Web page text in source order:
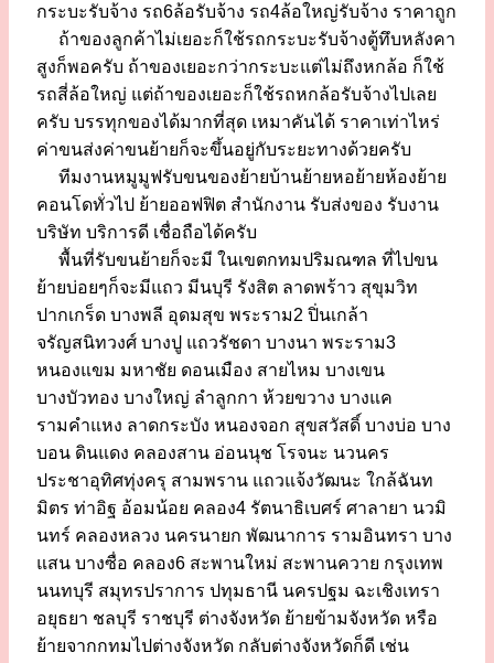
กระบะรับจ้าง รถ6ล้อรับจ้าง รถ4ล้อใหญ่รับจ้าง ราคาถูก
ถ้าของลูกค้าไม่เยอะก็ใช้รถกระบะรับจ้างตู้ทึบหลังคา
สูงก็พอครับ ถ้าของเยอะกว่ากระบะแต่ไม่ถึงหกล้อ ก็ใช้
รถสี่ล้อใหญ่ แต่ถ้าของเยอะก็ใช้รถหกล้อรับจ้างไปเลย
ครับ บรรทุกของได้มากที่สุด เหมาคันได้ ราคาเท่าไหร่
ค่าขนส่งค่าขนย้ายก็จะขึ้นอยู่กับระยะทางด้วยครับ
ทีมงานหมูมูฟรับขนของย้ายบ้านย้ายหอย้ายห้องย้าย
คอนโดทั่วไป ย้ายออฟฟิต สำนักงาน รับส่งของ รับงาน
บริษัท บริการดี เชื่อถือได้ครับ
พื้นที่รับขนย้ายก็จะมี ในเขตกทมปริมณฑล ที่ไปขน
ย้ายบ่อยๆก็จะมีแถว มีนบุรี รังสิต ลาดพร้าว สุขุมวิท
ปากเกร็ด บางพลี อุดมสุข พระราม2 ปิ่นเกล้า
จรัญสนิทวงศ์ บางปู แถวรัชดา บางนา พระราม3
หนองแขม มหาชัย ดอนเมือง สายไหม บางเขน
บางบัวทอง บางใหญ่ ลำลูกกา ห้วยขวาง บางแค
รามคำแหง ลาดกระบัง หนองจอก สุขสวัสดิ์ บางบ่อ บาง
บอน ดินแดง คลองสาน อ่อนนุช โรจนะ นวนคร
ประชาอุทิศทุ่งครุ สามพราน แถวแจ้งวัฒนะ ใกล้ฉันท
มิตร ท่าอิฐ อ้อมน้อย คลอง4 รัตนาธิเบศร์ ศาลายา นวมิ
นทร์ คลองหลวง นครนายก พัฒนาการ รามอินทรา บาง
แสน บางซื่อ คลอง6 สะพานใหม่ สะพานควาย กรุงเทพ
นนทบุรี สมุทรปราการ ปทุมธานี นครปฐม ฉะเชิงเทรา
อยุธยา ชลบุรี ราชบุรี ต่างจังหวัด ย้ายข้ามจังหวัด หรือ
ย้ายจากกทมไปต่างจังหวัด กลับต่างจังหวัดก็ดี เช่น